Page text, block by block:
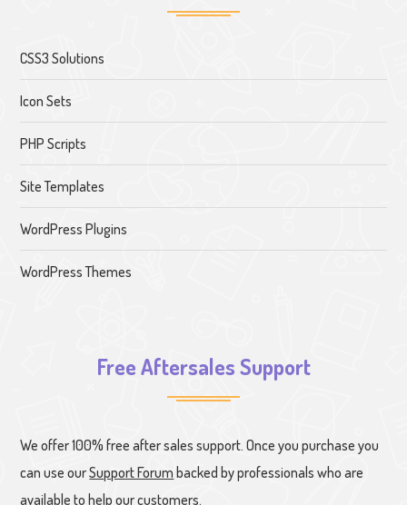
CSS3 Solutions
Icon Sets
PHP Scripts
Site Templates
WordPress Plugins
WordPress Themes
Free Aftersales Support
We offer 100% free after sales support. Once you purchase you
can use ourSupport Forum backed by professionals who are
available to help our customers.